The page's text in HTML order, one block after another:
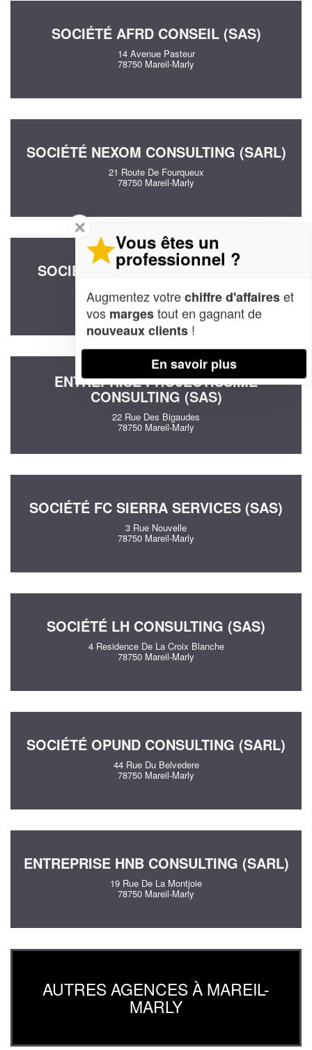
SOCIÉTÉ AFRD CONSEIL (SAS)
14 Avenue Pasteur
78750 Mareil-Marly
SOCIÉTÉ NEXOM CONSULTING (SARL)
21 Route De Fourqueux
78750 Mareil-Marly
SOCIÉTÉ BCF CONSULTING (SARL)
3 Allee De La Cerisaie
78750 Mareil-Marly
ENTREPRISE PROJECTISSIME
CONSULTING (SAS)
22 Rue Des Bigaudes
78750 Mareil-Marly
SOCIÉTÉ FC SIERRA SERVICES (SAS)
3 Rue Nouvelle
78750 Mareil-Marly
SOCIÉTÉ LH CONSULTING (SAS)
4 Residence De La Croix Blanche
78750 Mareil-Marly
SOCIÉTÉ OPUND CONSULTING (SARL)
44 Rue Du Belvedere
78750 Mareil-Marly
ENTREPRISE HNB CONSULTING (SARL)
19 Rue De La Montjoie
78750 Mareil-Marly
AUTRES AGENCES À MAREIL-
MARLY
✕
Vous êtes un
professionnel ?
Augmentez votrechiffre d'affaireset
vos margestout en gagnant de
nouveaux clients !
En savoir plus